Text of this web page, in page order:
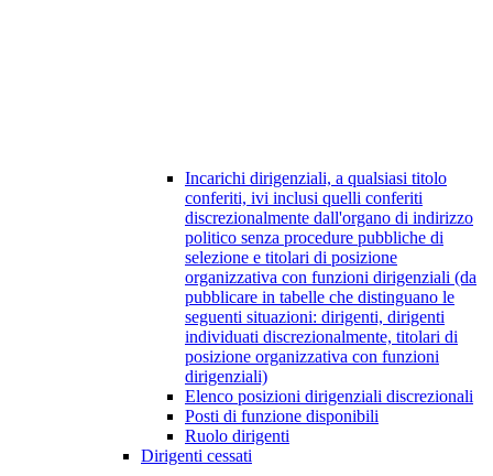
Incarichi dirigenziali, a qualsiasi titolo
conferiti, ivi inclusi quelli conferiti
discrezionalmente dall'organo di indirizzo
politico senza procedure pubbliche di
selezione e titolari di posizione
organizzativa con funzioni dirigenziali (da
pubblicare in tabelle che distinguano le
seguenti situazioni: dirigenti, dirigenti
individuati discrezionalmente, titolari di
posizione organizzativa con funzioni
dirigenziali)
Elenco posizioni dirigenziali discrezionali
Posti di funzione disponibili
Ruolo dirigenti
Dirigenti cessati